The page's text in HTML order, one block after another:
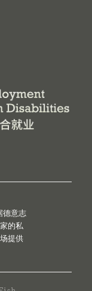
德意志
的私
提供